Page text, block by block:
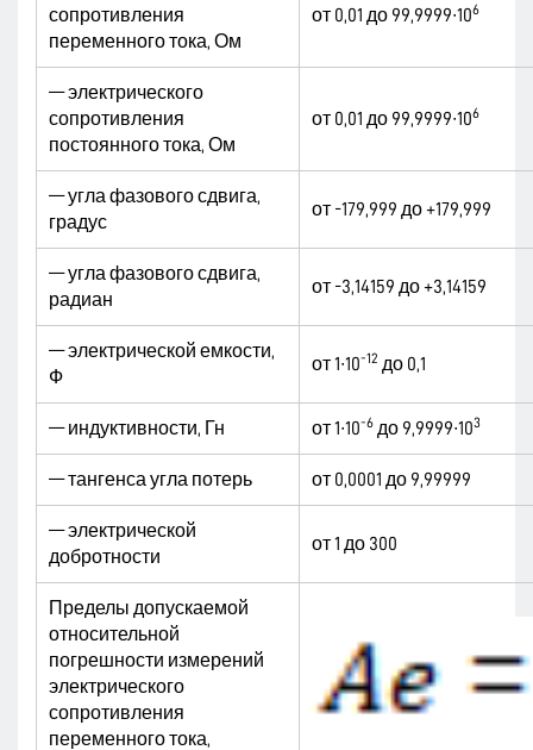
сопротивления
переменного тока, Ом
от 0,01 до 99,9999∙106
— электрического
сопротивления
постоянного тока, Ом
от 0,01 до 99,9999∙106
— угла фазового сдвига,
градус
от -179,999 до +179,999
— угла фазового сдвига,
радиан
от -3,14159 до +3,14159
— электрической емкости,
Ф
от 1∙10-12 до 0,1
— индуктивности, Гн от 1∙10-6 до 9,9999∙103
— тангенса угла потерь от 0,0001 до 9,99999
— электрической
добротности
от 1 до 300
Пределы допускаемой
относительной
погрешности измерений
электрического
сопротивления
переменного тока,